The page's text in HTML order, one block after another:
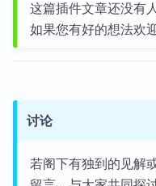
这篇插件文章还没有
如果您有好的想法欢
讨论
若阁下有独到的见解